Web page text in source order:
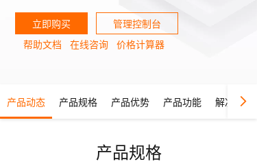
立即购买
管理控制台
帮助文档
在线咨询 价格计算器
产品动态 产品规格 产品优势 产品功能 解决方案
产品规格